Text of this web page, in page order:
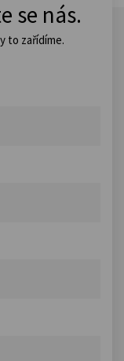
se nás.
to zařídíme.